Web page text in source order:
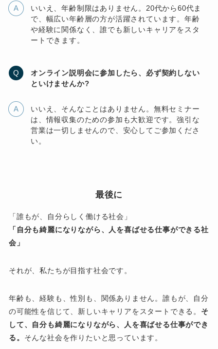
いいえ、年齢制限はありません。20代から60代ま
で、幅広い年齢層の方が活躍されています。年齢
や経験に関係なく、誰でも新しいキャリアをスタ
ートできます。
オンライン説明会に参加したら、必ず契約しない
といけませんか?
いいえ、そんなことはありません。無料セミナー
は、情報収集のための参加も大歓迎です。強引な
営業は一切しませんので、安心してご参加くださ
い。
最後に
「誰もが、自分らしく働ける社会」
「自分も綺麗になりながら、人を喜ばせる仕事ができる社
会」
それが、私たちが目指す社会です。
年齢も、経験も、性別も、関係ありません。誰もが、自分
の可能性を信じて、新しいキャリアをスタートできる。 そ
して、自分も綺麗になりながら、人を喜ばせる仕事ができ
る。 そんな社会を作りたいと思っています。